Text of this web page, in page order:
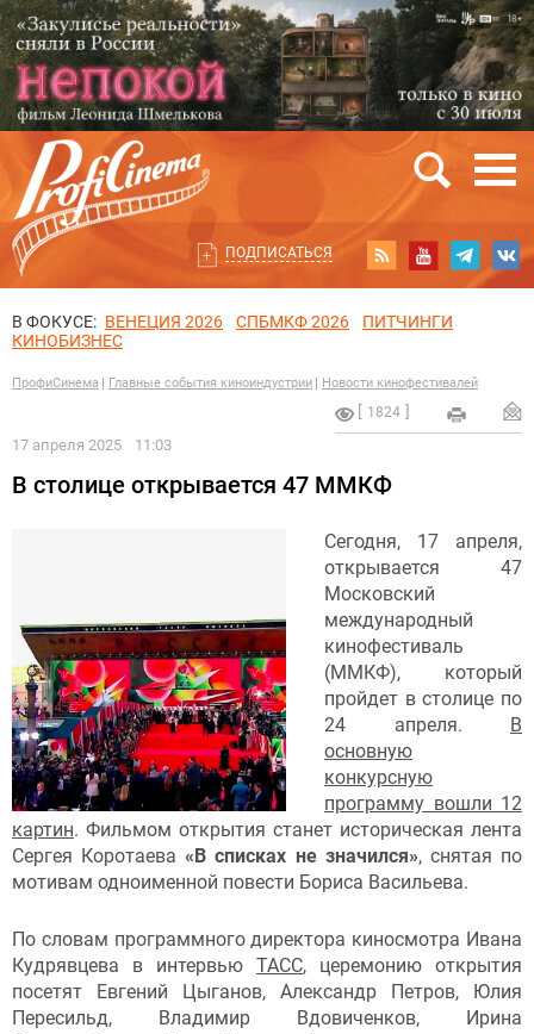
ПОДПИСАТЬСЯ
В ФОКУСЕ: ВЕНЕЦИЯ 2026 СПБМКФ 2026
ПИТЧИНГИ
КИНОБИЗНЕС
ПрофиСинема Главные события киноиндустрии Новости кинофестивалей
1824
17 апреля 2025 11:03
В столице открывается 47 ММКФ
Сегодня, 17 апреля,
открывается 47
Московский
международный
кинофестиваль
(ММКФ), который
пройдет в столице по
24 апреля.
В
основную
конкурсную
программу вошли 12
картин. Фильмом открытия станет историческая лента
Сергея Коротаева«В списках не значился», снятая по
мотивам одноименной повести Бориса Васильева.
По словам программного директора киносмотра Ивана
Кудрявцева в интервью ТАСС, церемонию открытия
посетят Евгений Цыганов, Александр Петров, Юлия
Пересильд, Владимир Вдовиченков, Ирина